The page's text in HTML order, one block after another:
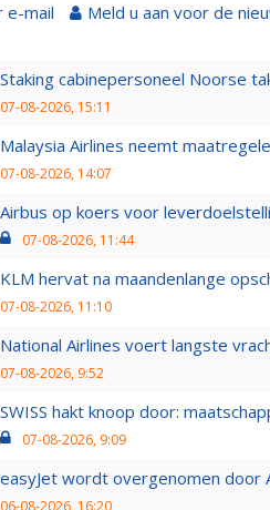
e-mail Meld u aan voor de
Staking cabinepersoneel Noorse
07-08-2026, 15:11
Malaysia Airlines neemt
07-08-2026, 14:07
Airbus op koers voor
07-08-2026, 11:44
KLM hervat na maandenlange
07-08-2026, 11:10
National Airlines voert langste
07-08-2026, 9:52
SWISS hakt knoop door:
07-08-2026, 9:09
easyJet wordt overgenomen door